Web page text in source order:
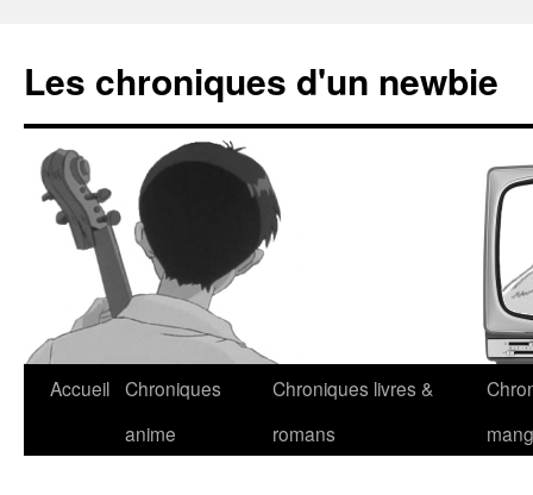
Les chroniques d'un newbie
Accueil Chroniques
anime
Chroniques livres &
romans